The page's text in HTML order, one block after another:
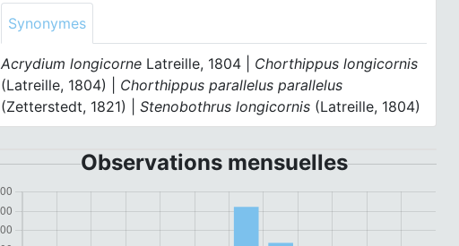
Synonymes
Acrydium longicorne Latreille, 1804 | Chorthippus longicornis
(Latreille, 1804) | Chorthippus parallelus parallelus
(Zetterstedt, 1821) |Stenobothrus longicornis (Latreille, 1804)
Observations mensuelles